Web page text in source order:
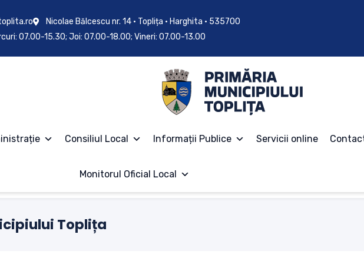
Nicolae Bălcescu nr. 14 • Toplița • Harghita • 535700
07.00-15.30; Joi: 07.00-18.00; Vineri: 07.00-13.00
Consiliul Local Informații Publice Servicii online
Monitorul Oficial Local
Toplița